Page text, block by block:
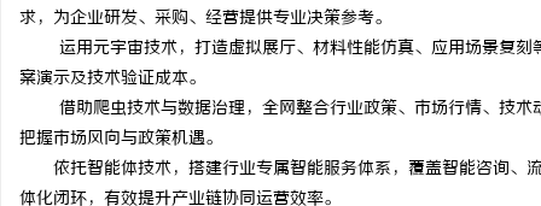
求，为企业研发、采购、经营提供专业决策参考。
运用元宇宙技术，打造虚拟展厅、材料性能仿真、应用场景复
案演示及技术验证成本。
借助爬虫技术与数据治理，全网整合行业政策、市场行情、技
把握市场风向与政策机遇。
依托智能体技术，搭建行业专属智能服务体系，覆盖智能咨询
体化闭环，有效提升产业链协同运营效率。